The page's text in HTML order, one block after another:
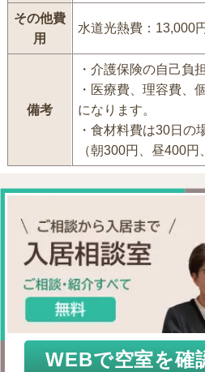
その他費
用
水道光熱費：13,000
備考
・介護保険の自己負
・医療費、理容費、
になります。
・食材料費は30日の
（朝300円、昼400円
WEBで空室を確